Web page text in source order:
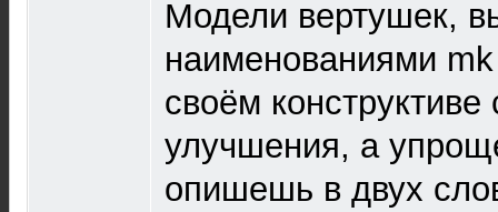
Модели вертушек,
наименованиями
своём конструктиве
улучшения, а
опишешь в двух